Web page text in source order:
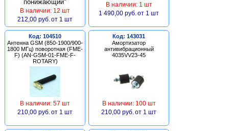
В наличии: 12 шт
212,00 руб. от 1 шт
В наличии: 1 шт
1 490,00 руб. от 1 шт
Код: 104510
Антенна GSM (850-1900/900-
1800 МГц) поворотная (FME-
F) (AN-GSM-01-FME-F-
ROTARY)
В наличии: 57 шт
210,00 руб. от 1 шт
Код: 143031
Амортизатор
антивибрационный
4035VV23-45
В наличии: 100 шт
210,00 руб. от 1 шт